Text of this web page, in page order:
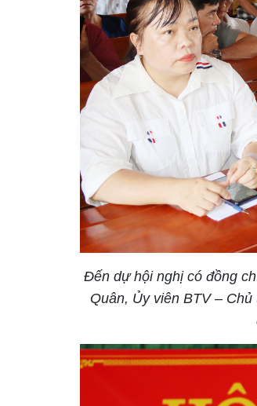
Đến dự hội nghị có đồng
Quân, Ủy viên BTV –